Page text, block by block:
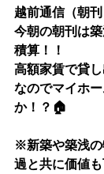
越前通信（朝刊
今朝の朝刊は
積算！！
高額家賃で貸
なのでマイホ
か！？🏠
※新築や築浅
過と共に価値